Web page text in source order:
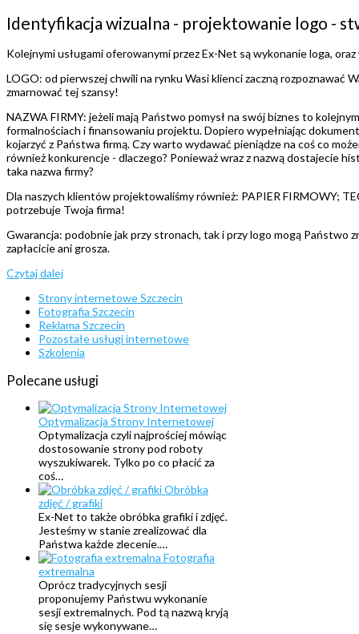
Identyfikacja wizualna - projektowanie logo -
Kolejnymi usługami oferowanymi przez Ex-Net są wykonanie loga,
LOGO: od pierwszej chwili na rynku Wasi klienci zaczną rozpoznawać
zmarnować tej szansy!
NAZWA FIRMY: jeżeli mają Państwo pomysł na swój biznes to
formalnościach i finansowaniu projektu. Dopiero wypełniając
kojarzyć z Państwa firmą. Czy warto wydawać pieniądze na coś co
również konkurencje - dlaczego? Ponieważ wraz z nazwą dostajecie
taka nazwa firmy?
Dla naszych klientów projektowaliśmy również: PAPIER FIRMOWY;
potrzebuje Twoja firma!
Gwarancja: podobnie jak przy stronach, tak i przy logo mogą
zapłacicie ani grosza.
Czytaj dalej
Strony internetowe Szczecin
Fotografia Szczecin
Reklama Szczecin
Pozostałe usługi internetowe
Szkolenia
Polecane usługi
Optymalizacja Strony Internetowej
Optymalizacja czyli najprościej mówiąc
dostosowanie strony pod roboty
wyszukiwarek. Tylko po co płacić za
coś…
Obróbka
zdjęć / grafiki
Ex-Net to także obróbka grafiki i zdjęć.
Jesteśmy w stanie zrealizować dla
Państwa każde zlecenie.…
Fotografia
extremalna
Oprócz tradycyjnych sesji
proponujemy Państwu wykonanie
sesji extremalnych. Pod tą nazwą kryją
się sesje wykonywane…